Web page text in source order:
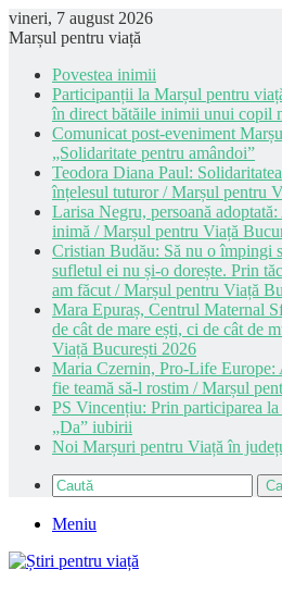
vineri, 7 august 2026
Marșul pentru viață
Povestea inimii
Participanții la Marșul pentru
în direct bătăile inimii unui copil
Comunicat post-eveniment
„Solidaritate pentru amândoi”
Teodora Diana Paul:
înțelesul tuturor / Marșul pentru
Larisa Negru, persoană
inimă / Marșul pentru Viață
Cristian Budău: Să nu o împingi
sufletul ei nu și-o dorește. Prin
am făcut / Marșul pentru Viață
Mara Epuraș, Centrul Maternal
de cât de mare ești, ci de cât de
Viață București 2026
Maria Czernin, Pro-Life Europe:
fie teamă să-l rostim / Marșul
PS Vincențiu: Prin participarea
„Da” iubirii
Noi Marșuri pentru Viață în
Meniu